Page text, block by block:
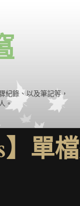
紀錄、以及筆記等，
。
】單